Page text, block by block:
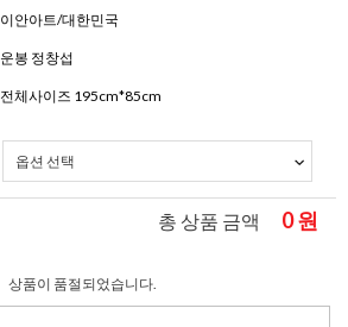
이안아트/대한민국
운봉 정창섭
전체사이즈 195cm*85cm
총 상품 금액 0원
상품이 품절되었습니다.